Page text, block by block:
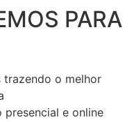
PARA
trazendo o melhor
presencial e online